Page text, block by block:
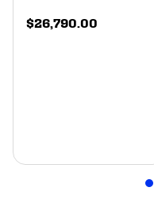
$26,790.00